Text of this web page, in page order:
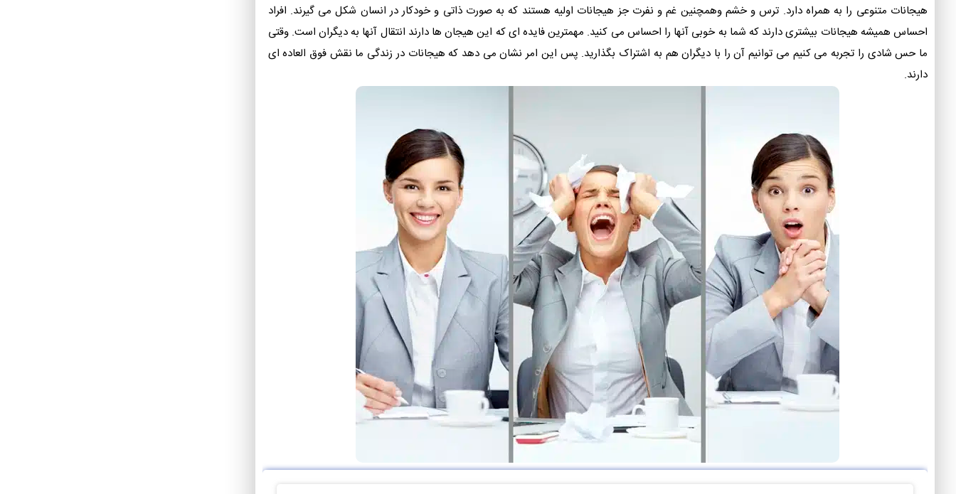
هیجانات متنوعی را به همراه دارد. ترس و خشم وهمچنین غم و نفرت جز هیجانات اولیه هستند که به صورت ذاتی و خودکار در انسان شکل می گیرند‌. افراد
احساس همیشه هیجانات بیشتری دارند که شما به خوبی آنها را احساس می کنید. مهمترین فایده ای که این هیجان ها دارند انتقال آنها به دیگران است. وقتی
ما حس شادی را تجربه می کنیم می توانیم آن را با دیگران هم به اشتراک بگذارید. پس این امر نشان می دهد که هیجانات در زندگی ما نقش فوق العاده ای
دارند.